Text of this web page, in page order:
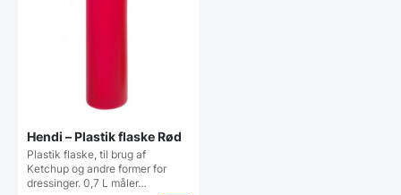
Hendi – Plastik flaske Rød
Plastik flaske, til brug af
Ketchup og andre former for
dressinger. 0,7 L måler…